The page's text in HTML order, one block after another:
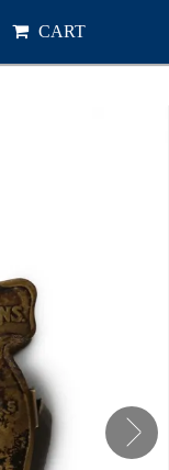
CART